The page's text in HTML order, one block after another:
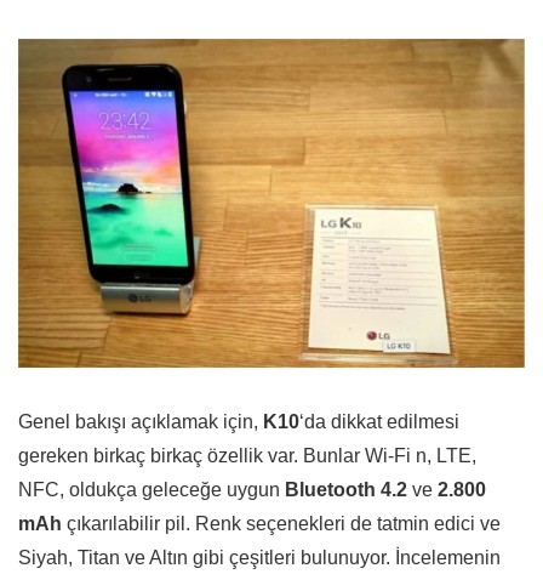
Genel bakışı açıklamak için, K10‘da dikkat edilmesi
gereken birkaç birkaç özellik var. Bunlar Wi-Fi n, LTE,
NFC, oldukça geleceğe uygun Bluetooth 4.2 ve 2.800
mAh çıkarılabilir pil. Renk seçenekleri de tatmin edici ve
Siyah, Titan ve Altın gibi çeşitleri bulunuyor. İncelemenin